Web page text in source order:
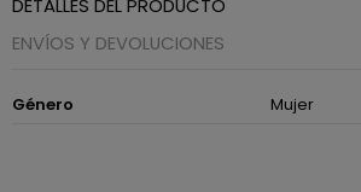
ENVÍOS Y DEVOLUCIONES
Género Mujer